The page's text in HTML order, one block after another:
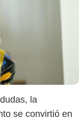
la
se convirtió en